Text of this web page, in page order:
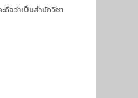
อว่าเป็นสำนักวิชา